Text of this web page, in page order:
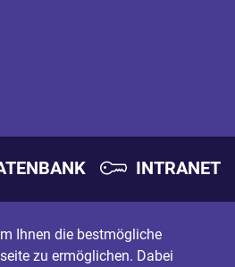
INTRANET
Ihnen die bestmögliche
zu ermöglichen. Dabei